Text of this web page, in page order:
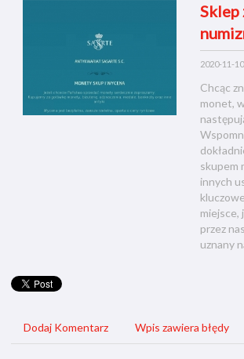
Sklep
2020-11-10
Chcąc
monet,
skupem
innych
miejsce,
przez
uznany
Dodaj Komentarz Wpis zawiera błędy